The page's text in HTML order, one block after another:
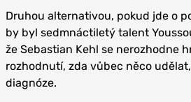
Druhou alternativou, pokud jde o
by byl sedmnáctiletý talent
že Sebastian Kehl se nerozhodne
rozhodnutí, zda vůbec něco
diagnóze.